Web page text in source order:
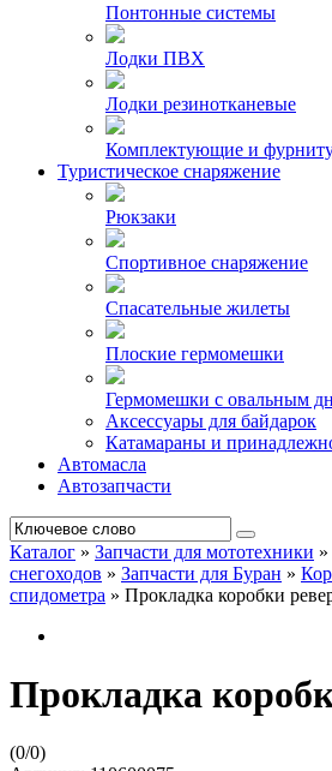
Понтонные системы
Лодки ПВХ
Лодки резинотканевые
Комплектующие и
Туристическое снаряжение
Рюкзаки
Спортивное снаряжение
Спасательные жилеты
Плоские гермомешки
Гермомешки с овальным
Аксессуары для байдарок
Катамараны и
Автомасла
Автозапчасти
Каталог » Запчасти для мототехники »
снегоходов » Запчасти для Буран »
спидометра » Прокладка коробки
Прокладка
(0/0)